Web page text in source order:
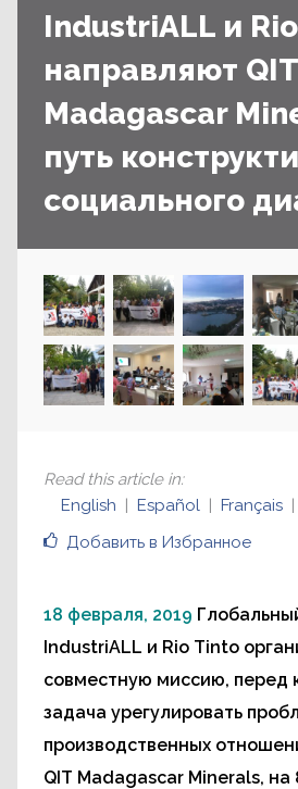
IndustriALL и
направляют QIT
Madagascar
путь
социального
Добавить в Избранное
Read this article in:
English
Español Français
18 февраля, 2019
IndustriALL и Rio Tinto
совместную миссию, перед
задача урегулировать
производственных
QIT Madagascar Minerals, на